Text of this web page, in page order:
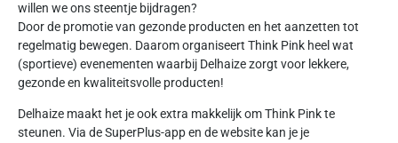
willen we ons steentje bijdragen?
Door de promotie van gezonde producten en het aanzetten tot
regelmatig bewegen. Daarom organiseert Think Pink heel wat
(sportieve) evenementen waarbij Delhaize zorgt voor lekkere,
gezonde en kwaliteitsvolle producten!
Delhaize maakt het je ook extra makkelijk om Think Pink te
steunen. Via de SuperPlus-app en de website kan je je